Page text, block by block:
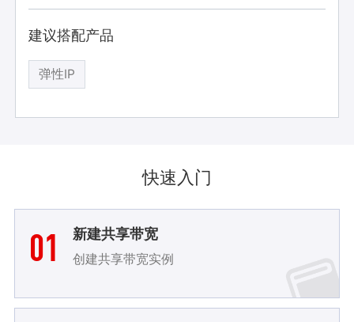
建议搭配产品
弹性IP
快速入门
新建共享带宽
创建共享带宽实例
01